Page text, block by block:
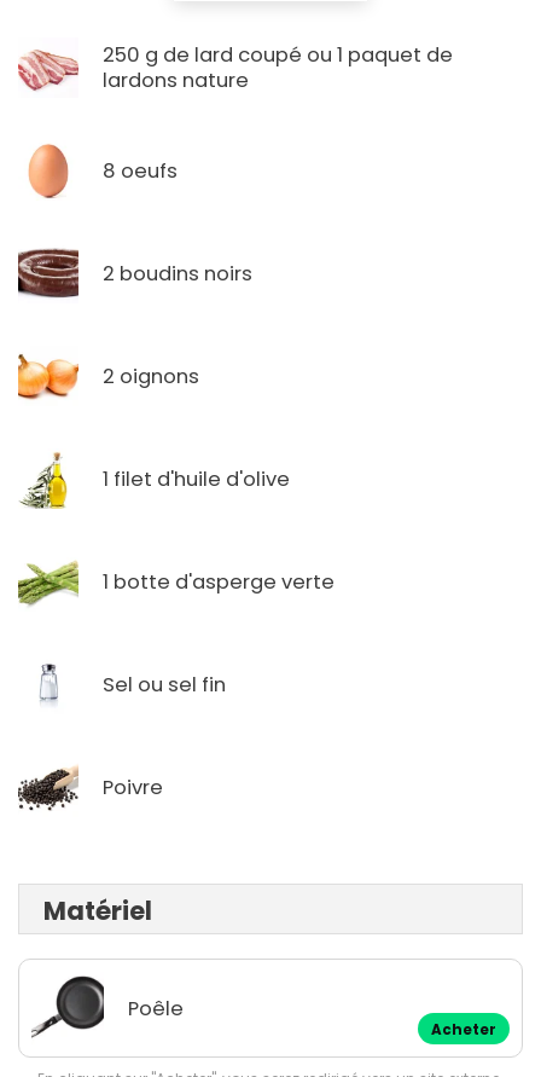
250 g de lard coupé ou 1 paquet de
lardons nature
8 oeufs
2 boudins noirs
2 oignons
1 filet d'huile d'olive
1 botte d'asperge verte
Sel ou sel fin
Poivre
Matériel
Poêle
Acheter